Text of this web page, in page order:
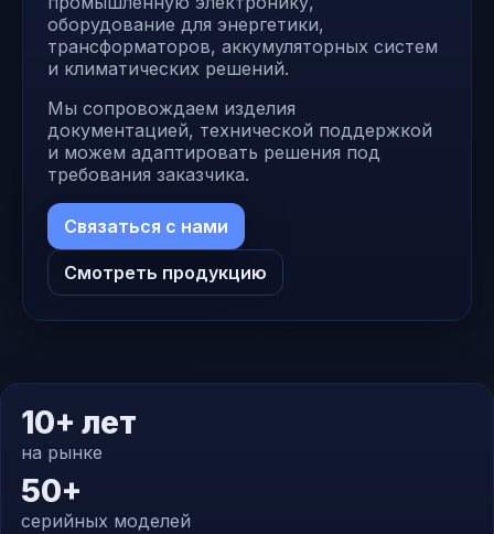
оборудование для энергетики,
трансформаторов, аккумуляторных систем
и климатических решений.
Мы сопровождаем изделия
документацией, технической поддержкой
и можем адаптировать решения под
требования заказчика.
Связаться с нами
Смотреть продукцию
10+ лет
на рынке
50+
серийных моделей